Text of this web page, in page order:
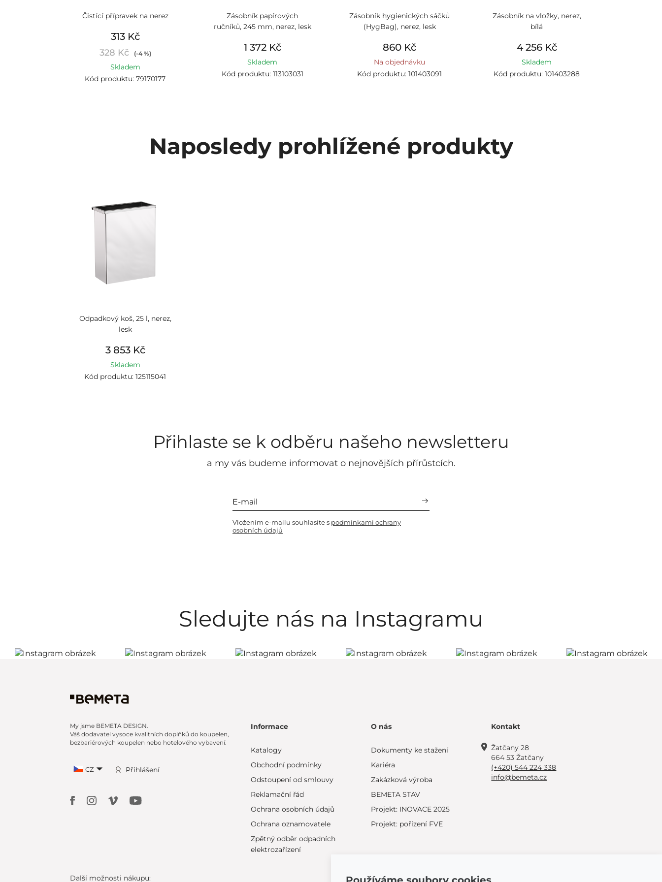
Čistící přípravek na nerez
313 Kč
328 Kč (-4 %)
Skladem
Kód produktu: 79170177
Zásobník papírových
ručníků, 245 mm, nerez, lesk
1 372 Kč
Skladem
Kód produktu: 113103031
Zásobník hygienických sáčků
(HygBag), nerez, lesk
860 Kč
Na objednávku
Kód produktu: 101403091
Zásobník na vložky, nerez,
bílá
4 256 Kč
Skladem
Kód produktu: 101403288
Naposledy prohlížené produkty
Odpadkový koš, 25 l, nerez,
lesk
3 853 Kč
Skladem
Kód produktu: 125115041
Přihlaste se k odběru našeho newsletteru
a my vás budeme informovat o nejnovějších přírůstcích.
Vložením e-mailu souhlasíte s podmínkami ochrany
osobních údajů
Sledujte nás na Instagramu
My jsme BEMETA DESIGN.
Váš dodavatel vysoce kvalitních doplňků do koupelen,
bezbariérových koupelen nebo hotelového vybavení.
CZ Přihlášení
Informace
Katalogy
Obchodní podmínky
Odstoupení od smlouvy
Reklamační řád
Ochrana osobních údajů
Ochrana oznamovatele
Zpětný odběr odpadních
elektrozařízení
O nás
Dokumenty ke stažení
Kariéra
Zakázková výroba
BEMETA STAV
Projekt: INOVACE 2025
Projekt: pořízení FVE
Kontakt
Žatčany 28
664 53 Žatčany
(+420) 544 224 338
info@bemeta.cz
Další možnosti nákupu: